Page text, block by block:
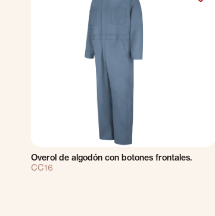
Overol de algodón con botones frontales.
CC16